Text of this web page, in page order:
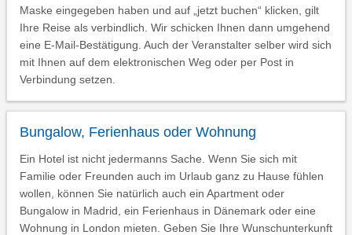
Maske eingegeben haben und auf „jetzt buchen“ klicken, gilt
Ihre Reise als verbindlich. Wir schicken Ihnen dann umgehend
eine E-Mail-Bestätigung. Auch der Veranstalter selber wird sich
mit Ihnen auf dem elektronischen Weg oder per Post in
Verbindung setzen.
Bungalow, Ferienhaus oder Wohnung
Ein Hotel ist nicht jedermanns Sache. Wenn Sie sich mit
Familie oder Freunden auch im Urlaub ganz zu Hause fühlen
wollen, können Sie natürlich auch ein Apartment oder
Bungalow in Madrid, ein Ferienhaus in Dänemark oder eine
Wohnung in London mieten. Geben Sie Ihre Wunschunterkunft